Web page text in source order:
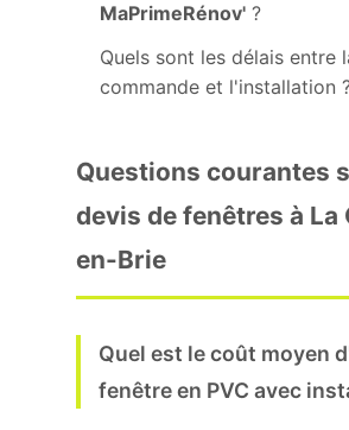
MaPrimeRénov' ?
Quels sont les délais entre
commande et l'installation
Questions courantes
devis de fenêtres à La
en-Brie
Quel est le coût moyen
fenêtre en PVC avec